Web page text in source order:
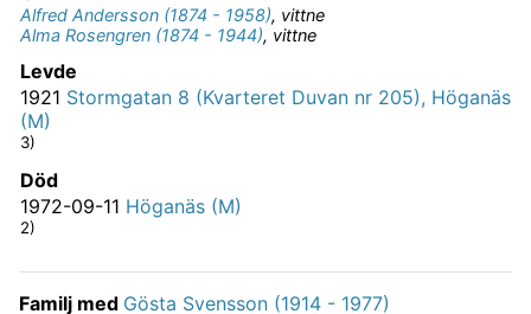
Alfred Andersson (1874 - 1958), vittne
Alma Rosengren (1874 - 1944), vittne
Levde
1921 Stormgatan 8 (Kvarteret Duvan nr 205), Höganäs
(M)
3)
Död
1972-09-11 Höganäs (M)
2)
Familj med Gösta Svensson (1914 - 1977)